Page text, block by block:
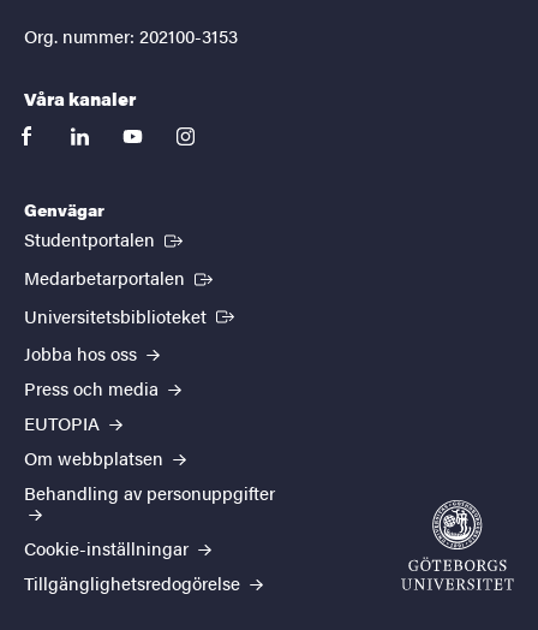
Org. nummer: 202100-3153
Våra kanaler
facebooklinkedinyoutubeinstagram
Genvägar
Studentportalen (Extern länk)
Medarbetarportalen (Extern länk)
Universitetsbiblioteket (Extern länk)
Jobba hos oss
Press och media
EUTOPIA
Om webbplatsen
Behandling av personuppgifter
Cookie-inställningar
Tillgänglighetsredogörelse